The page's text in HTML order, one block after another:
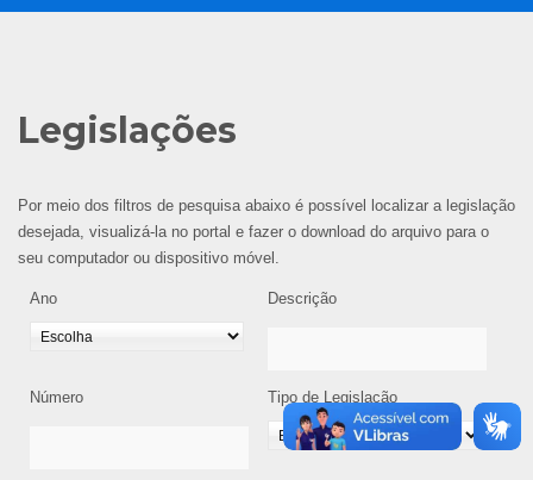
Legislações
Por meio dos filtros de pesquisa abaixo é possível localizar a legislação
desejada, visualizá-la no portal e fazer o download do arquivo para o
seu computador ou dispositivo móvel.
Ano Descrição
Número Tipo de Legislação